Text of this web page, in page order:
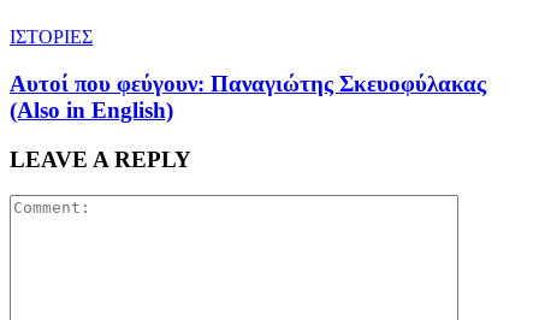
ΙΣΤΟΡΙΕΣ
Αυτοί που φεύγουν: Παναγιώτης Σκευοφύλακας
(Also in English)
LEAVE A REPLY